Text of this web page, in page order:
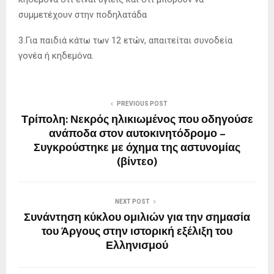
συμμετέχουν στην ποδηλατάδα
3.Για παιδιά κάτω των 12 ετών, απαιτείται συνοδεία
γονέα ή κηδεμόνα.
PREVIOUS POST
Τρίπολη: Νεκρός ηλικιωμένος που οδηγούσε
ανάποδα στον αυτοκινητόδρομο –
Συγκρούστηκε με όχημα της αστυνομίας
(βίντεο)
NEXT POST
Συνάντηση κύκλου ομιλιών για την σημασία
του Άργους στην ιστορική εξέλιξη του
Ελληνισμού